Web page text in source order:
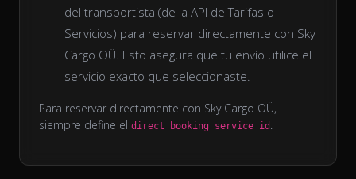
del transportista (de la API de Tarifas o
Servicios) para reservar directamente con Sky
Cargo OÜ. Esto asegura que tu envío utilice el
servicio exacto que seleccionaste.
Para reservar directamente con Sky Cargo OÜ,
siempre define el direct_booking_service_id .